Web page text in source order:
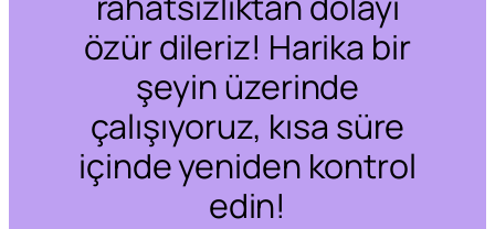
özür dileriz! Harika bir
şeyin üzerinde
çalışıyoruz, kısa süre
içinde yeniden kontrol
edin!